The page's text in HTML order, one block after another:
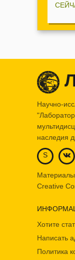
Научно-
наследия
S
Материалы
Creative
Хотите
Написать
Политика